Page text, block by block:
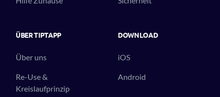
ÜBER TIPTAPP
Über uns
Re-Use &
Kreislaufprinzip
DOWNLOAD
iOS
Android